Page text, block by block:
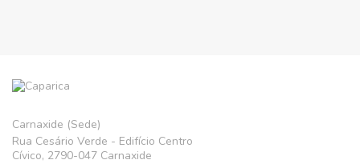
Carnaxide (Sede)
Rua Cesário Verde - Edifício Centro
Cívico, 2790-047 Carnaxide